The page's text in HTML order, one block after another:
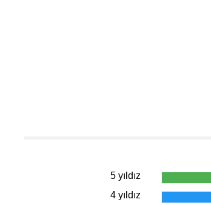
5 yıldız
4 yıldız